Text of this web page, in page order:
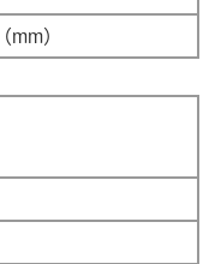
（mm）